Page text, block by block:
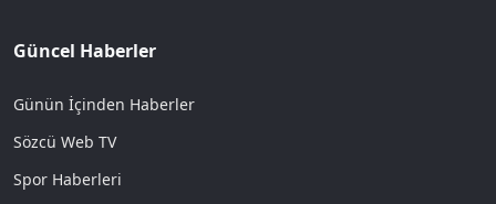
Güncel Haberler
Günün İçinden Haberler
Sözcü Web TV
Spor Haberleri